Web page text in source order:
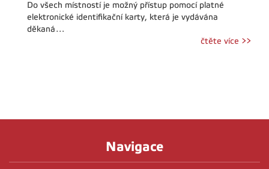
Do všech místností je možný přístup pomocí platné
elektronické identifikační karty, která je vydávána
děkaná…
čtěte více >>
Navigace